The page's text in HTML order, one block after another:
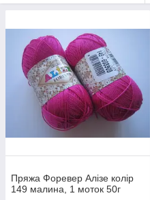
вимагає особливого догляду.
у в'язці, мають гарний
кольорів ниток. Після прання
тримає форму виробу, не
альтернатива бавовни.
Пряжа Форевер Алізе колір
149 малина, 1 моток 50г